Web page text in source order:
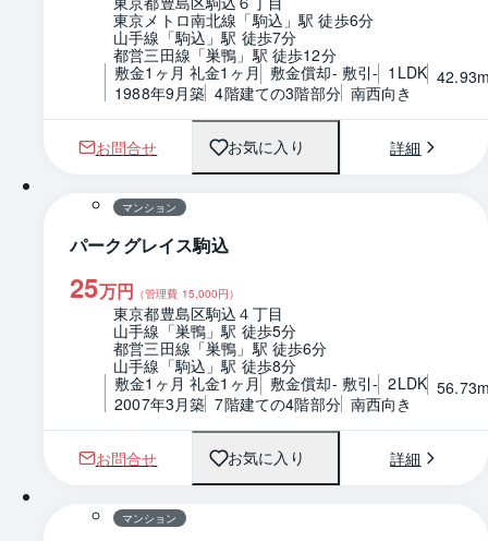
東京メトロ南北線「駒込」駅 徒歩6分
山手線「駒込」駅 徒歩7分
都営三田線「巣鴨」駅 徒歩12分
敷金1ヶ月 礼金1ヶ月 敷金償却- 敷引- 1LDK
1988年9月築 4階建ての3階部分 南西向き
お問合せ お気に入り 詳細
1 / 0 間取り
マンション
パークグレイス駒込
25万円 （管理費 15,000円）
東京都豊島区駒込４丁目
山手線「巣鴨」駅 徒歩5分
都営三田線「巣鴨」駅 徒歩6分
山手線「駒込」駅 徒歩8分
敷金1ヶ月 礼金1ヶ月 敷金償却- 敷引- 2LDK
2007年3月築 7階建ての4階部分 南西向き
お問合せ お気に入り 詳細
1 / 0 間取り
マンション